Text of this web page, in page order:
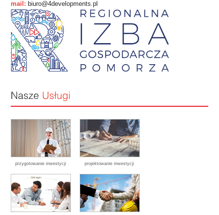
mail: biuro@4developments.pl
przygotowanie inwestycji projektowanie inwestycji